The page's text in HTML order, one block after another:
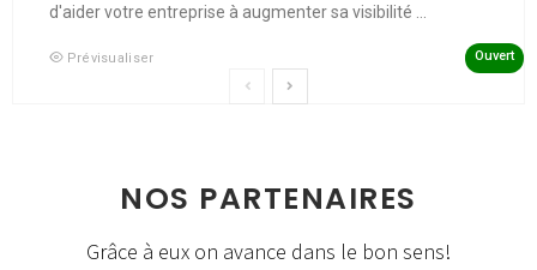
d'aider votre entreprise à augmenter sa visibilité ...
Prévisualiser Ouvert
NOS PARTENAIRES
Grâce à eux on avance dans le bon sens!